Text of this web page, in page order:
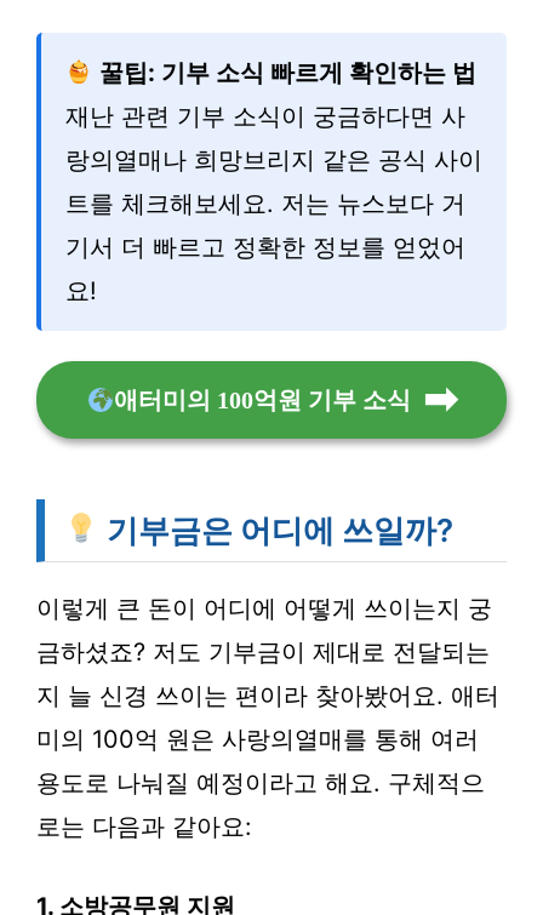
꿀팁: 기부 소식 빠르게 확인하는 법
재난 관련 기부 소식이 궁금하다면 사
랑의열매나 희망브리지 같은 공식 사이
트를 체크해보세요. 저는 뉴스보다 거
기서 더 빠르고 정확한 정보를 얻었어
요!
애터미의 100억원 기부 소식
기부금은 어디에 쓰일까?
이렇게 큰 돈이 어디에 어떻게 쓰이는지 궁
금하셨죠? 저도 기부금이 제대로 전달되는
지 늘 신경 쓰이는 편이라 찾아봤어요. 애터
미의 100억 원은 사랑의열매를 통해 여러
용도로 나눠질 예정이라고 해요. 구체적으
로는 다음과 같아요:
1. 소방공무원 지원